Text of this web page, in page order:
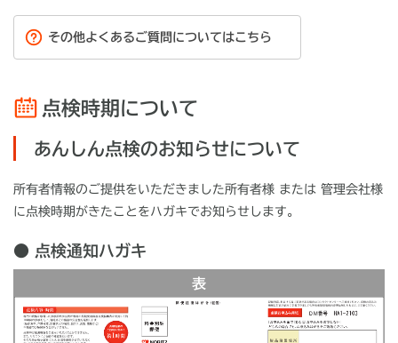
その他よくあるご質問についてはこちら
点検時期について
あんしん点検のお知らせについて
所有者情報のご提供をいただきました所有者様 または 管理会社様
に点検時期がきたことをハガキでお知らせします。
● 点検通知ハガキ
表